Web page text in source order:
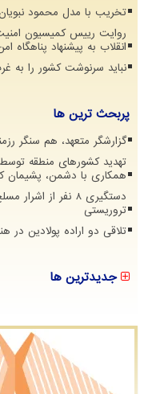
تخریب با مدل محمود
روایت رییس کمیسیون
انقلاب به پیشنهاد پناهگاه
نباید سرنوشت کشور را به
پربحث ترین ها
گزارشگر متعهد، هم سنگر
تهدید کشورهای منطقه توسط
همکاری با دشمن، پشیمان
دستگیری 8 نفر
تروریستی
تلاقی دو اراده پولادین در
جدیدترین ها